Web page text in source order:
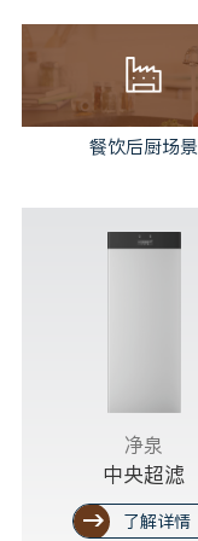
餐饮后厨场景
净泉
中央超滤
了解详情